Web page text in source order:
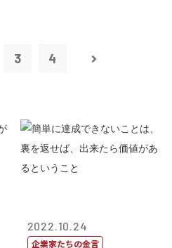
3 4
2022.10.24
企業家たちの金言